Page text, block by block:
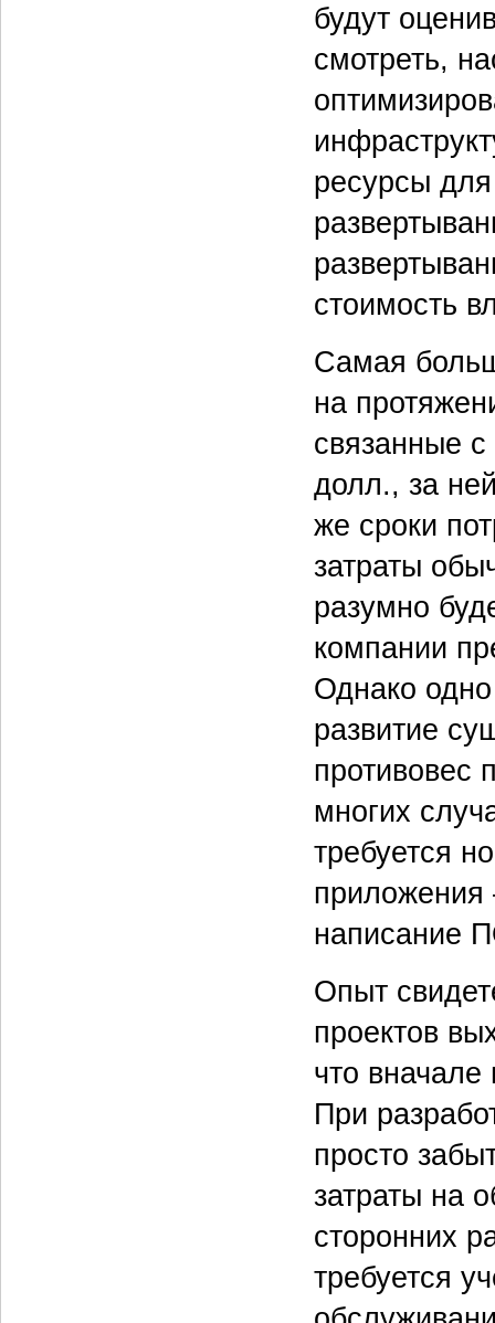
будут
смотреть,
ресурсы для
стоимость
Самая
на
связанные
долл., за
же сроки
затраты
разумно
компании
Однако
развитие
противовес
многих
требуется
написание
Опыт
проектов
что вначале
При
просто
затраты на
сторонних
требуется